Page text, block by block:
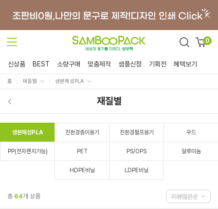
0
신상품 BEST 소량구매 맞춤제작 샘플신청 기획전 혜택보기
홈 재질별 생분해성PLA
재질별
생분해성PLA 친환경종이용기 친환경펄프용기 우드
PP(전자렌지가능) PET PS/OPS 알루미늄
HDPE비닐 LDPE비닐
총 64개 상품